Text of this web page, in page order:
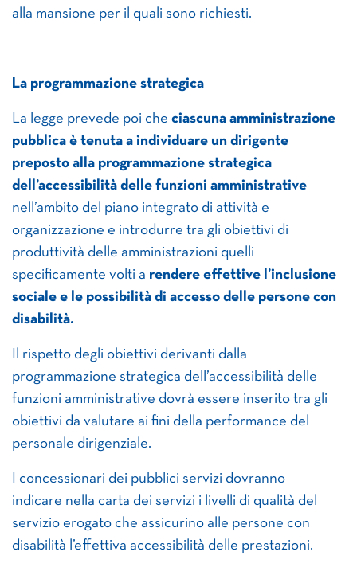
alla mansione per il quali sono richiesti.
La programmazione strategica
La legge prevede poi che ciascuna amministrazione
pubblica è tenuta a individuare un dirigente
preposto alla programmazione strategica
dell’accessibilità delle funzioni amministrative
nell’ambito del piano integrato di attività e
organizzazione e introdurre tra gli obiettivi di
produttività delle amministrazioni quelli
specificamente volti a rendere effettive l’inclusione
sociale e le possibilità di accesso delle persone con
disabilità.
Il rispetto degli obiettivi derivanti dalla
programmazione strategica dell’accessibilità delle
funzioni amministrative dovrà essere inserito tra gli
obiettivi da valutare ai fini della performance del
personale dirigenziale.
I concessionari dei pubblici servizi dovranno
indicare nella carta dei servizi i livelli di qualità del
servizio erogato che assicurino alle persone con
disabilità l’effettiva accessibilità delle prestazioni.